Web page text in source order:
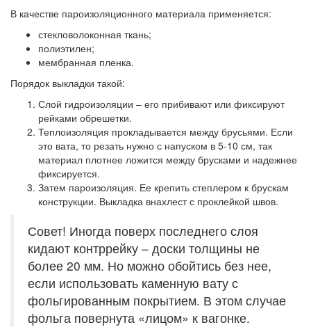
В качестве пароизоляционного материала применяется:
стекловолоконная ткань;
полиэтилен;
мембранная пленка.
Порядок выкладки такой:
Слой гидроизоляции – его прибивают или фиксируют
рейками обрешетки.
Теплоизоляция прокладывается между брусьями. Если
это вата, то резать нужно с напуском в 5-10 см, так
материал плотнее ложится между брусками и надежнее
фиксируется.
Затем пароизоляция. Ее крепить степлером к брускам
конструкции. Выкладка внахлест с проклейкой швов.
Совет! Иногда поверх последнего слоя
кидают контррейку – доски толщины не
более 20 мм. Но можно обойтись без нее,
если использовать каменную вату с
фольгированным покрытием. В этом случае
фольга повернута «лицом» к вагонке.